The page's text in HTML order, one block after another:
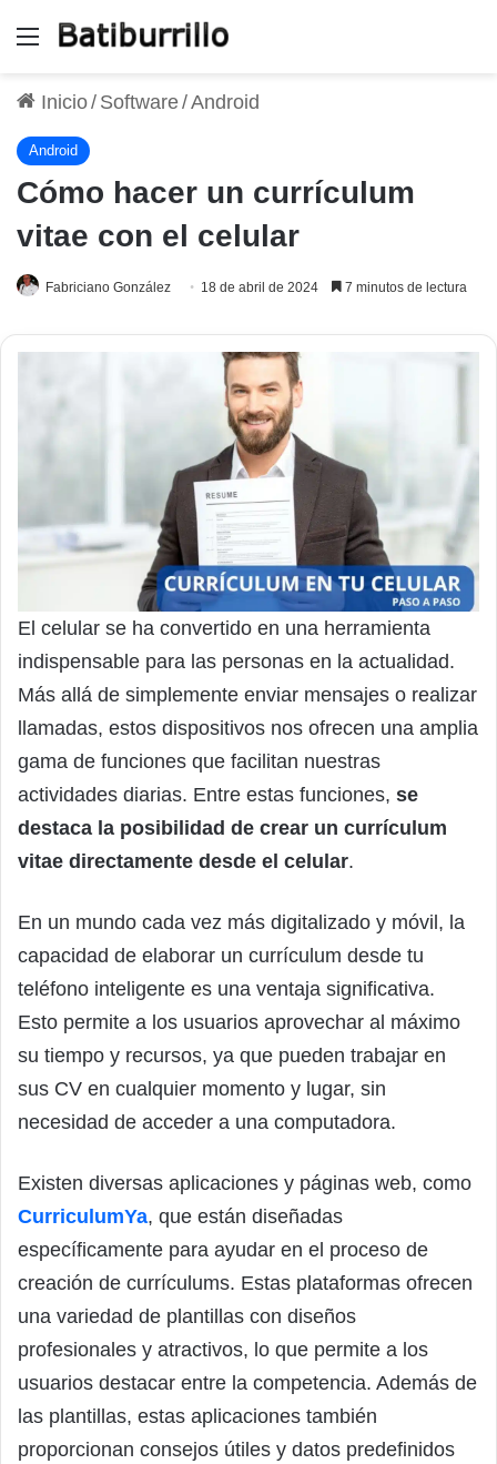
Menú
Inicio/ Software/Android
Android
Cómo hacer un currículum
vitae con el celular
Fabriciano González 18 de abril de 2024 7 minutos de lectura
El celular se ha convertido en una herramienta
indispensable para las personas en la actualidad.
Más allá de simplemente enviar mensajes o realizar
llamadas, estos dispositivos nos ofrecen una amplia
gama de funciones que facilitan nuestras
actividades diarias. Entre estas funciones, se
destaca la posibilidad de crear un currículum
vitae directamente desde el celular.
En un mundo cada vez más digitalizado y móvil, la
capacidad de elaborar un currículum desde tu
teléfono inteligente es una ventaja significativa.
Esto permite a los usuarios aprovechar al máximo
su tiempo y recursos, ya que pueden trabajar en
sus CV en cualquier momento y lugar, sin
necesidad de acceder a una computadora.
Existen diversas aplicaciones y páginas web, como
CurriculumYa, que están diseñadas
específicamente para ayudar en el proceso de
creación de currículums. Estas plataformas ofrecen
una variedad de plantillas con diseños
profesionales y atractivos, lo que permite a los
usuarios destacar entre la competencia. Además de
las plantillas, estas aplicaciones también
proporcionan consejos útiles y datos predefinidos